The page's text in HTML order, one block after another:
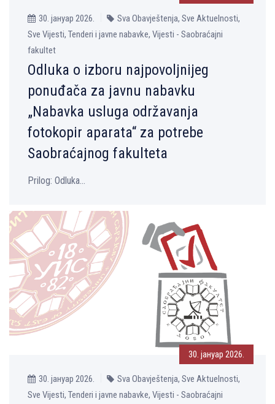
30. јануар 2026.
Sva Obavještenja, Sve Aktuelnosti,
Sve Vijesti, Tenderi i javne nabavke, Vijesti - Saobraćajni
fakultet
Odluka o izboru najpovolјnijeg
ponuđača za javnu nabavku
„Nabavka usluga održavanja
fotokopir aparata“ za potrebe
Saobraćajnog fakulteta
Prilog: Odluka...
30. јануар 2026.
30. јануар 2026.
Sva Obavještenja, Sve Aktuelnosti,
Sve Vijesti, Tenderi i javne nabavke, Vijesti - Saobraćajni